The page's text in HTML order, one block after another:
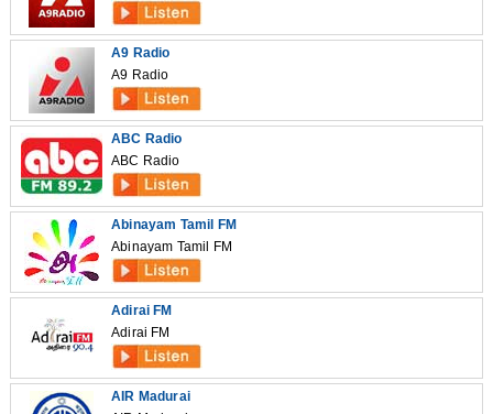
A9 Radio
A9 Radio
ABC Radio
ABC Radio
Abinayam Tamil FM
Abinayam Tamil FM
Adirai FM
Adirai FM
AIR Madurai